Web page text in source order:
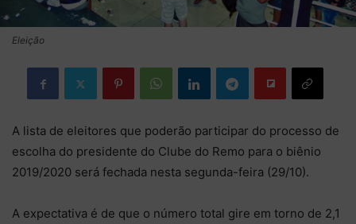
Eleição
A lista de eleitores que poderão participar do processo de
escolha do presidente do Clube do Remo para o biênio
2019/2020 será fechada nesta segunda-feira (29/10).
A expectativa é de que o número total gire em torno de 2,1